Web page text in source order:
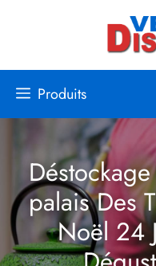
Produits
palais Des
Noël 24